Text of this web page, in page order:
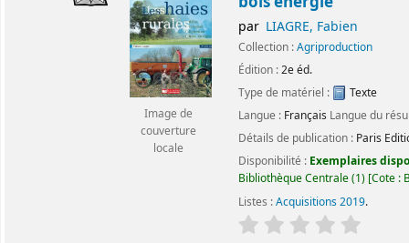
Image de
couverture
locale
par LIAGRE, Fabien
Collection :Agriproduction
Édition :2e éd.
Type de matériel :
Texte
Langue : Français Langue du
Détails de publication : Paris
Disponibilité : Exemplaires
Bibliothèque Centrale(1) Cote :
Listes :Acquisitions 2019.
évaluation